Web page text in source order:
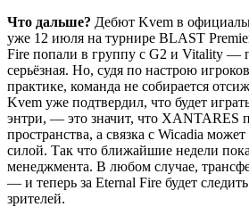
Что дальше? Дебют Kvem в
уже 12 июля на турнире BLAST
Fire попали в группу с G2 и Vitality —
серьёзная. Но, судя по настрою
практике, команда не собирается
Kvem уже подтвердил, что будет
энтри, — это значит, что XANTARES
пространства, а связка с Wicadia
силой. Так что ближайшие недели
менеджмента. В любом случае,
— и теперь за Eternal Fire будет
зрителей.